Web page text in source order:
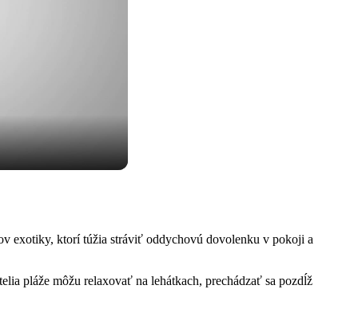
exotiky, ktorí túžia stráviť oddychovú dovolenku v pokoji a
pláže môžu relaxovať na lehátkach, prechádzať sa pozdĺž